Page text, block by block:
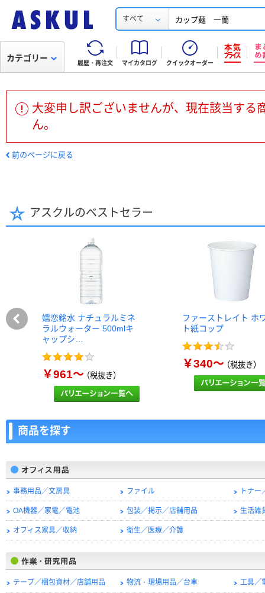
すべて
履歴・再注文 マイカタログ クイックオーダー
カテゴリー
大変申し訳ございませんが、現在該当する
ん。
前のページに戻る
アスクルのベストセラー
嬬恋銘水 ナチュラルミネ
ラルウォーター 500mlキ
ャップシ…
￥961～（税抜き）
ファーストレイト ホ
ト紙コップ
￥340～（税抜き）
商品を探す
事務用品／文房具 ファイル トナ
OA機器／家電／電池 包装／掲示／店舗用品 生活雑
オフィス家具／収納 衛生／医療／介護
テープ／梱包資材／店舗用品 物流・現場用品／台車 工具／